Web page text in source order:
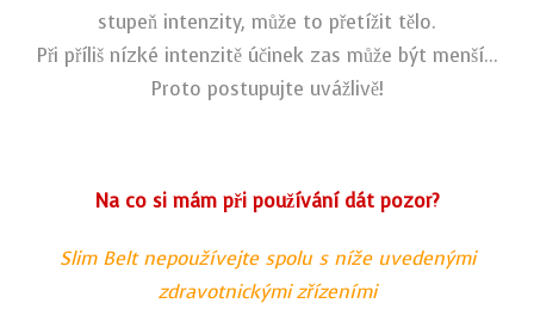
stupeň intenzity, může to přetížit tělo.
Při příliš nízké intenzitě účinek zas může být menší...
Proto postupujte uvážlivě!
Na co si mám při používání dát pozor?
Slim Belt nepoužívejte spolu s níže uvedenými
zdravotnickými zřízeními